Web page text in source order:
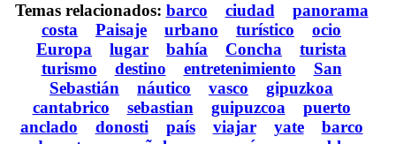
Temas relacionados: barco ciudad
panorama
costa
Paisaje urbano turístico
ocio
Europa
lugar bahía Concha
turista
turismo
destino entretenimiento
San
Sebastián
náutico vasco
gipuzkoa
cantabrico
sebastian guipuzcoa
puerto
anclado
donosti país viajar yate
barco